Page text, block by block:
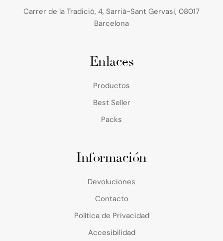
Carrer de la Tradició, 4, Sarrià-Sant Gervasi, 08017
Barcelona
Enlaces
Productos
Best Seller
Packs
Información
Devoluciones
Contacto
Política de Privacidad
Accesibilidad